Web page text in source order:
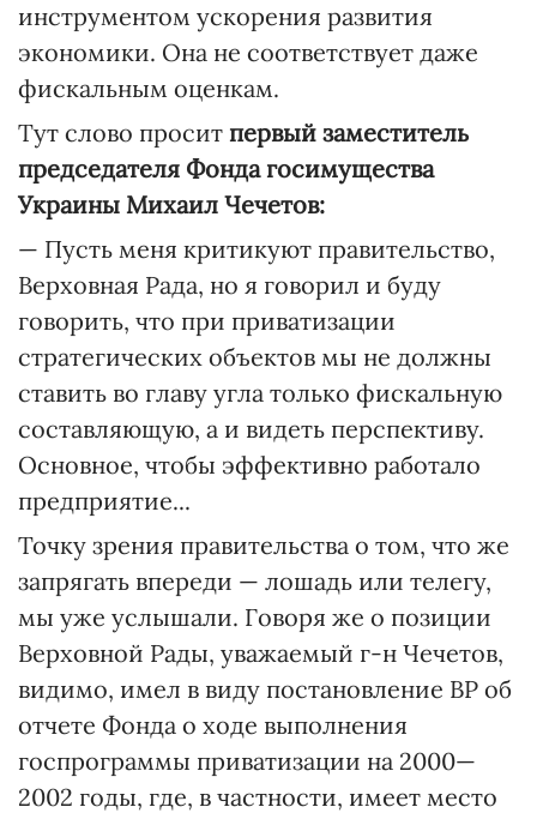
инструментом ускорения развития
экономики. Она не соответствует даже
фискальным оценкам.
Тут слово просит первый заместитель
председателя Фонда госимущества
Украины Михаил Чечетов:
— Пусть меня критикуют правительство,
Верховная Рада, но я говорил и буду
говорить, что при приватизации
стратегических объектов мы не должны
ставить во главу угла только фискальную
составляющую, а и видеть перспективу.
Основное, чтобы эффективно работало
предприятие...
Точку зрения правительства о том, что же
запрягать впереди — лошадь или телегу,
мы уже услышали. Говоря же о позиции
Верховной Рады, уважаемый г-н Чечетов,
видимо, имел в виду постановление ВР об
отчете Фонда о ходе выполнения
госпрограммы приватизации на 2000—
2002 годы, где, в частности, имеет место